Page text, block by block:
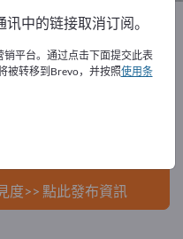
商业消耗品 花店用品
登廣告！
您的公司與產
度>> 點此發布資訊
中的链接取消订阅。
平台。通过点击下面提交此表
被转移到Brevo，并按照使用条